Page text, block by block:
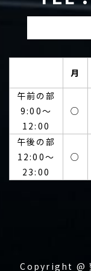
月
午前の部
9:00～
12:00
○
午後の部
12:00～
23:00
○
Copyright @